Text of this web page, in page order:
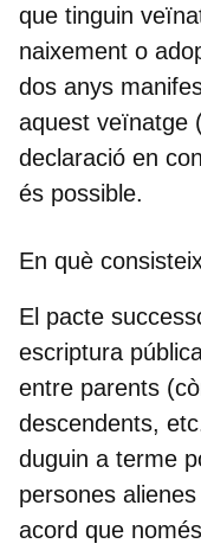
que tinguin
naixement o
dos anys
aquest veïnatge
declaració en
és possible.
En què
El pacte
escriptura
entre parents
descendents,
duguin a terme
persones
acord que